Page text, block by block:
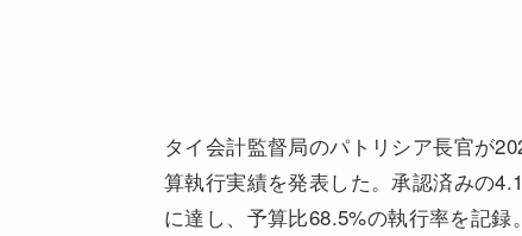
タイ会計監督局のパトリシア長官が
算執行実績を発表した。承認済みの
に達し、予算比68.5%の執行率を記